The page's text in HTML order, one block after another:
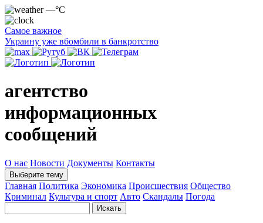
—°C
Самое важное
Украину уже вбомбили в банкротство
агентство
информационных
сообщений
О нас Новости Документы Контакты
Выберите тему
Главная Политика Экономика Происшествия Общество
Криминал Культура и спорт Авто Скандалы Погода